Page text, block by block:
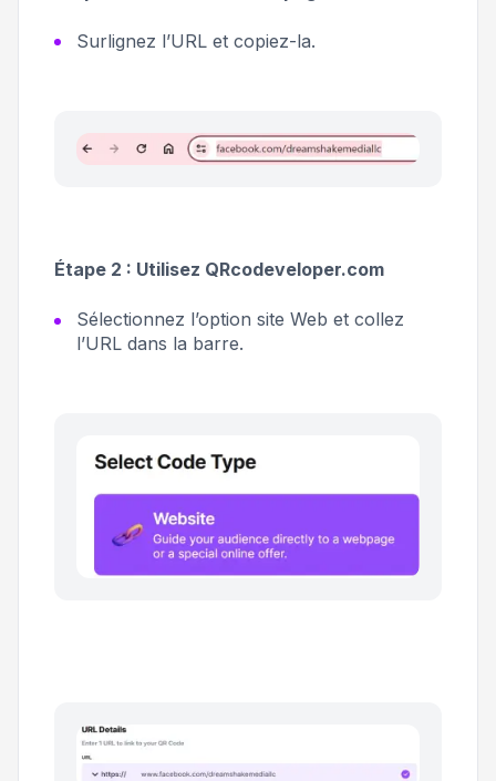
Surlignez l’URL et copiez-la.
Étape 2 : Utilisez QRcodeveloper.com
Sélectionnez l’option site Web et collez
l’URL dans la barre.